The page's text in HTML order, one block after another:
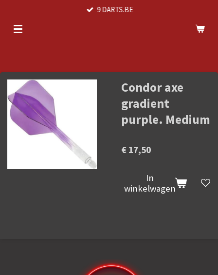
naar
9 DARTS.BE
Condor axe
gradient
purple. Medium
€ 17,50
In
winkelwagen